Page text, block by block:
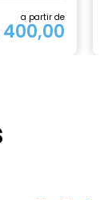
a partir de
400,00